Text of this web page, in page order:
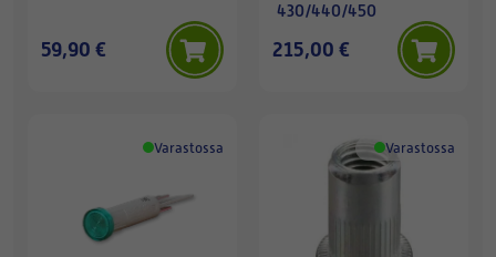
59,90 €
430/440/450
215,00 €
Varastossa Varastossa